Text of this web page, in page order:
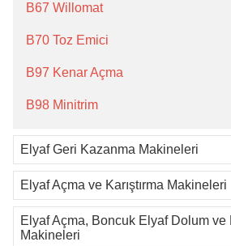
B67 Willomat
B70 Toz Emici
B97 Kenar Açma
B98 Minitrim
Elyaf Geri Kazanma Makineleri
Elyaf Açma ve Karıştırma Makineleri
Elyaf Açma, Boncuk Elyaf Dolum ve
Makineleri